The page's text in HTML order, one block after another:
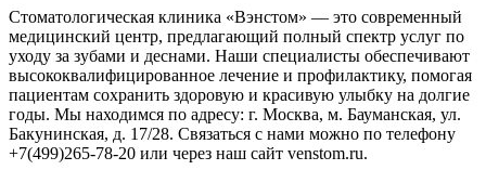
Стоматологическая клиника «Вэнстом» — это современный
медицинский центр, предлагающий полный спектр услуг по
уходу за зубами и деснами. Наши специалисты обеспечивают
высококвалифицированное лечение и профилактику, помогая
пациентам сохранить здоровую и красивую улыбку на долгие
годы. Мы находимся по адресу: г. Москва, м. Бауманская, ул.
Бакунинская, д. 17/28. Связаться с нами можно по телефону
+7(499)265-78-20 или через наш сайт venstom.ru.